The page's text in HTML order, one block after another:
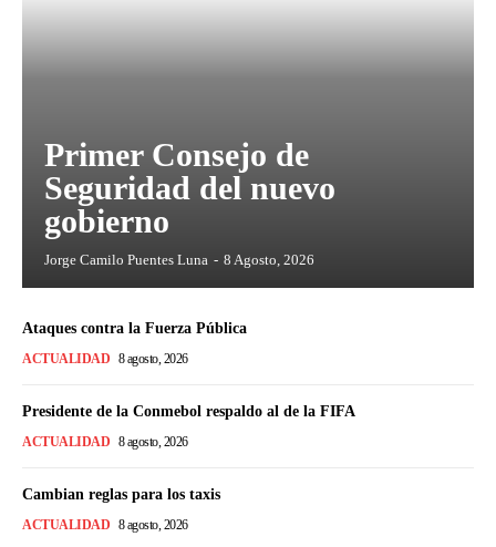
Primer Consejo de
Seguridad del nuevo
gobierno
Jorge Camilo Puentes Luna - 8 Agosto, 2026
Ataques contra la Fuerza Pública
ACTUALIDAD 8 agosto, 2026
Presidente de la Conmebol respaldo al de la FIFA
ACTUALIDAD 8 agosto, 2026
Cambian reglas para los taxis
ACTUALIDAD 8 agosto, 2026